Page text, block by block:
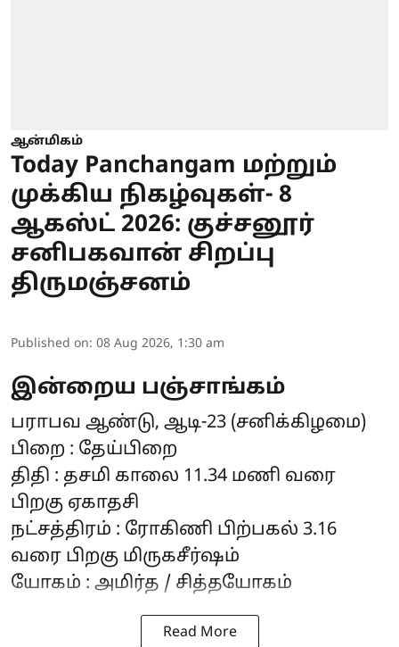
ஆன்மிகம்
Today Panchangam மற்றும்
முக்கிய நிகழ்வுகள்- 8
ஆகஸ்ட் 2026: குச்சனூர்
சனிபகவான் சிறப்பு
திருமஞ்சனம்
Published on: 08 Aug 2026, 1:30 am
இன்றைய பஞ்சாங்கம்
பராபவ ஆண்டு, ஆடி-23 (சனிக்கிழமை)
பிறை : தேய்பிறை
திதி : தசமி காலை 11.34 மணி வரை
பிறகு ஏகாதசி
நட்சத்திரம் : ரோகிணி பிற்பகல் 3.16
வரை பிறகு மிருகசீர்ஷம்
யோகம் : அமிர்த / சித்தயோகம்
Read More